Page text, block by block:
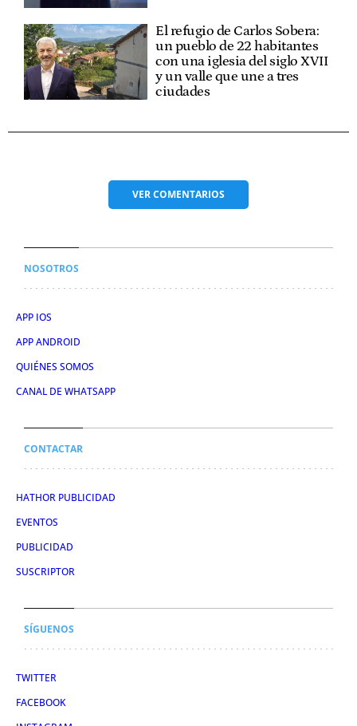
El refugio de Carlos Sobera:
un pueblo de 22 habitantes
con una iglesia del siglo XVII
y un valle que une a tres
ciudades
VERCOMENTARIOS
NOSOTROS
APP IOS
APP ANDROID
QUIÉNES SOMOS
CANAL DE WHATSAPP
CONTACTAR
HATHOR PUBLICIDAD
EVENTOS
PUBLICIDAD
SUSCRIPTOR
SÍGUENOS
TWITTER
FACEBOOK